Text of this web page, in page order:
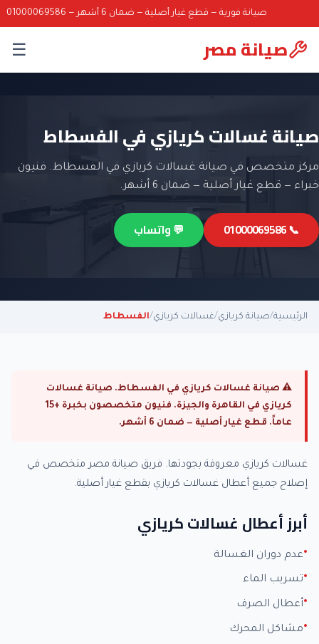
صيانة فورية — قطع غيار أصلية — ضمان 6 أشهر — 01000069586
صيانة مصر ☰
صيانة غسالات كريازي في الفسطاط
مركز متخصص في صيانة غسالات كريازي في الفسطاط. فنيون
خبراء — قطع غيار أصلية — ضمان 6 أشهر.
📞 01000069586 💬 واتساب
الرئيسية/صيانة كريازي/غسالات كريازي/الفسطاط
⚠ صيانة غسالات كريازي في الفسطاط. صيانة غسالات
كريازي في القاهرة والجيزة. فنيون متخصصون بخبرة +15
عاماً. قطع غيار أصلية — ضمان 6 أشهر.
غسالات كريازي معروفة بجودتها. فريق صيانة مصر متخصص في
إصلاح جميع أعطال غسالات كريازي بقطع غيار أصلية.
أبرز أعطال غسالات كريازي
عدم دوران الغسالة
تسريب الماء
أعطال الصرف
مشاكل المحرك